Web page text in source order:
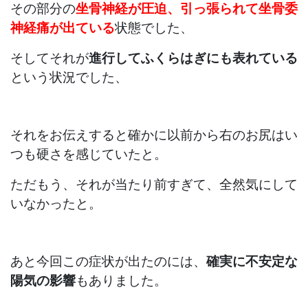
その部分の坐骨神経が圧迫、引っ張られて坐骨委
神経痛が出ている状態でした、
そしてそれが進行してふくらはぎにも表れている
という状況でした、
それをお伝えすると確かに以前から右のお尻はい
つも硬さを感じていたと。
ただもう、それが当たり前すぎて、全然気にして
いなかったと。
あと今回この症状が出たのには、 確実に不安定な
陽気の影響もありました。